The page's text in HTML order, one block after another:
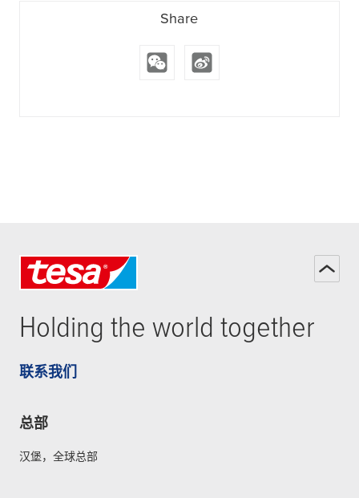
Share
Holding the world together
联系我们
总部
汉堡，全球总部